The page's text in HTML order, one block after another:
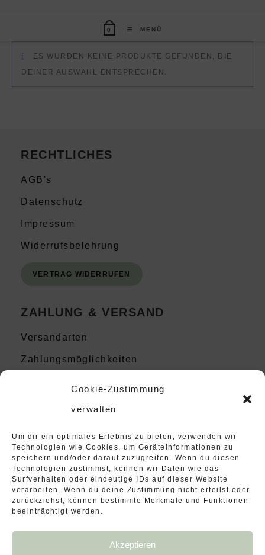
Cookie-Zustimmung
verwalten
Um dir ein optimales Erlebnis zu bieten, verwenden wir
Technologien wie Cookies, um Geräteinformationen zu
speichern und/oder darauf zuzugreifen. Wenn du diesen
Technologien zustimmst, können wir Daten wie das
Surfverhalten oder eindeutige IDs auf dieser Website
verarbeiten. Wenn du deine Zustimmung nicht erteilst oder
zurückziehst, können bestimmte Merkmale und Funktionen
beeinträchtigt werden.
Akzeptieren
0 MENÜ
ES WURDEN KEINE PRODUKTE GEFUNDEN, DIE
DEINER AUSWAHL ENTSPRECHEN.
RECHTLICHES
AGB's
Datenschutz
Impressum
Widerrufsbelehrung
VERTRAG WIDERRUFEN
ZAHLUNG & VERSAND
Versandarten
Zahlungsmöglichkeiten
Mein Konto
Kontakt
Instagram